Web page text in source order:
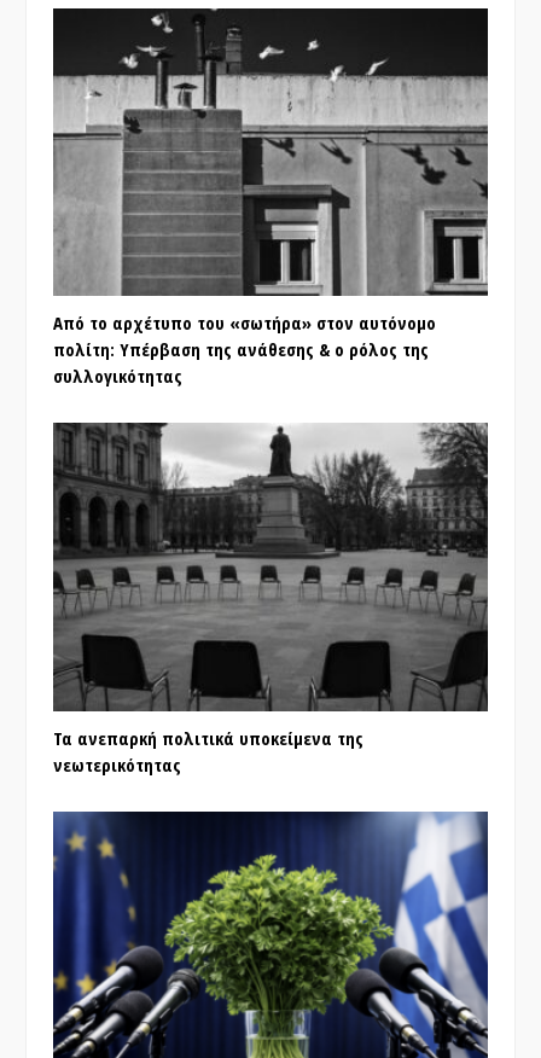
Από το αρχέτυπο του «σωτήρα» στον αυτόνομο
πολίτη: Υπέρβαση της ανάθεσης & ο ρόλος της
συλλογικότητας
Τα ανεπαρκή πολιτικά υποκείμενα της
νεωτερικότητας